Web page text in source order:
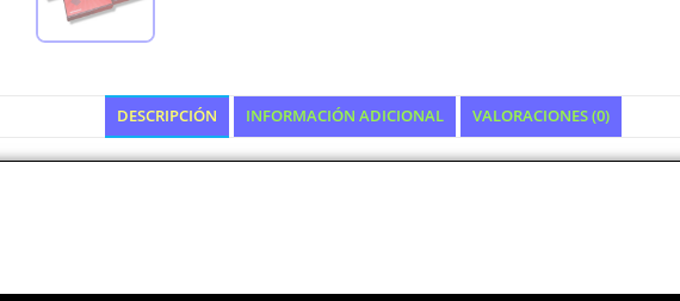
DESCRIPCIÓN INFORMACIÓN ADICIONAL VALORACIONES (0)